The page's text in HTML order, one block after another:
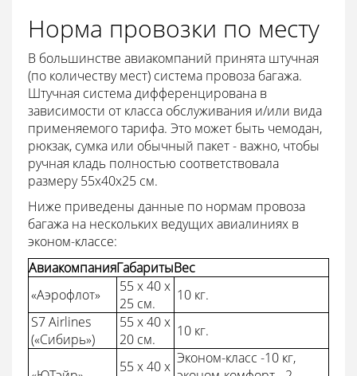
Норма провозки по месту
В большинстве авиакомпаний принята штучная
(по количеству мест) система провоза багажа.
Штучная система дифференцирована в
зависимости от класса обслуживания и/или вида
применяемого тарифа. Это может быть чемодан,
рюкзак, сумка или обычный пакет - важно, чтобы
ручная кладь полностью соответствовала
размеру 55х40х25 см.
Ниже приведены данные по нормам провоза
багажа на нескольких ведущих авиалиниях в
эконом-классе:
АвиакомпанияГабаритыВес
«Аэрофлот»
55 x 40 x
25 см.
10 кг.
S7 Airlines
(«Сибирь»)
55 x 40 x
20 см.
10 кг.
55 x 40 x Эконом-класс -10 кг,